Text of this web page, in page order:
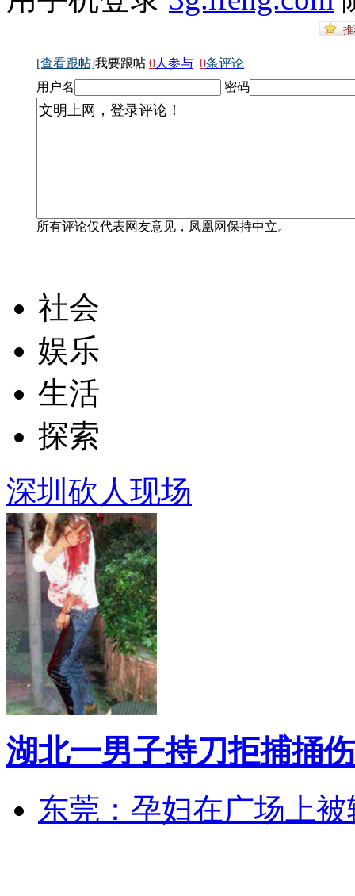
[查看跟帖]我要跟帖 0人参与 0条评论
用户名
密码
所有评论仅代表网友意见，凤凰网保持中立。
社会
娱乐
生活
探索
深圳砍人现场
湖北一男子持刀拒捕捅
东莞：孕妇在广场上